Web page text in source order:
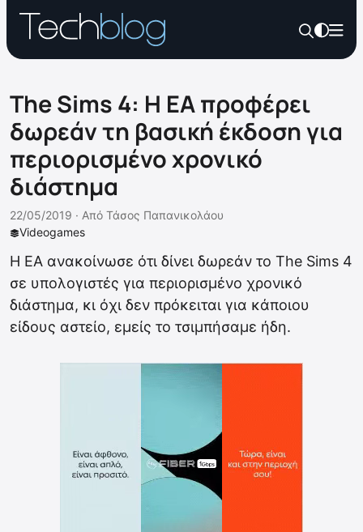
The Sims 4: Η EA προφέρει
δωρεάν τη βασική έκδοση για
περιορισμένο χρονικό
διάστημα
Videogames
22/05/2019 · Από Τάσος Παπανικολάου
Η EA ανακοίνωσε ότι δίνει δωρεάν το The Sims 4
σε υπολογιστές για περιορισμένο χρονικό
διάστημα, κι όχι δεν πρόκειται για κάποιου
είδους αστείο, εμείς το τσιμπήσαμε ήδη.